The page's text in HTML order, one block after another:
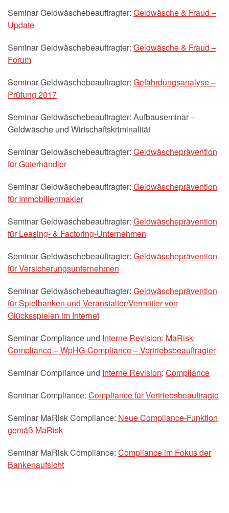
Seminar Geldwäschebeauftragter: Geldwäsche & Fraud –
Update
Seminar Geldwäschebeauftragter: Geldwäsche & Fraud –
Forum
Seminar Geldwäschebeauftragter: Gefährdungsanalyse –
Prüfung 2017
Seminar Geldwäschebeauftragter: Aufbauseminar –
Geldwäsche und Wirtschaftskriminalität
Seminar Geldwäschebeauftragter: Geldwäscheprävention
für Güterhändler
Seminar Geldwäschebeauftragter: Geldwäscheprävention
für Immobilienmakler
Seminar Geldwäschebeauftragter: Geldwäscheprävention
für Leasing- & Factoring-Unternehmen
Seminar Geldwäschebeauftragter: Geldwäscheprävention
für Versicherungsunternehmen
Seminar Geldwäschebeauftragter: Geldwäscheprävention
für Spielbanken und Veranstalter/Vermittler von
Glücksspielen im Internet
Seminar Compliance und Interne Revision: MaRisk-
Compliance – WpHG-Compliance – Vertriebsbeauftragter
Seminar Compliance und Interne Revision: Compliance
Seminar Compliance: Compliance für Vertriebsbeauftragte
Seminar MaRisk Compliance: Neue Compliance-Funktion
gemäß MaRisk
Seminar MaRisk Compliance: Compliance im Fokus der
Bankenaufsicht